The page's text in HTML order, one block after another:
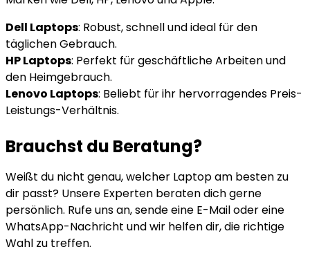
Dell Laptops: Robust, schnell und ideal für den
täglichen Gebrauch.
HP Laptops: Perfekt für geschäftliche Arbeiten und
den Heimgebrauch.
Lenovo Laptops: Beliebt für ihr hervorragendes Preis-
Leistungs-Verhältnis.
Brauchst du Beratung?
Weißt du nicht genau, welcher Laptop am besten zu
dir passt? Unsere Experten beraten dich gerne
persönlich. Rufe uns an, sende eine E-Mail oder eine
WhatsApp-Nachricht und wir helfen dir, die richtige
Wahl zu treffen.